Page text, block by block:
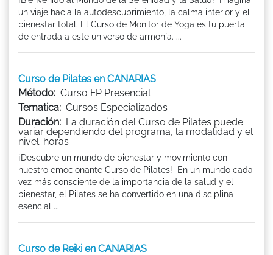
un viaje hacia la autodescubrimiento, la calma interior y el
bienestar total. El Curso de Monitor de Yoga es tu puerta
de entrada a este universo de armonía. ...
Curso de Pilates en CANARIAS
Método: Curso FP Presencial
Tematica: Cursos Especializados
Duración: La duración del Curso de Pilates puede
variar dependiendo del programa, la modalidad y el
nivel. horas
¡Descubre un mundo de bienestar y movimiento con
nuestro emocionante Curso de Pilates! En un mundo cada
vez más consciente de la importancia de la salud y el
bienestar, el Pilates se ha convertido en una disciplina
esencial ...
Curso de Reiki en CANARIAS